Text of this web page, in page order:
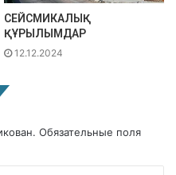
СЕЙСМИКАЛЫҚ
ҚҰРЫЛЫМДАР
12.12.2024
Обязательные поля